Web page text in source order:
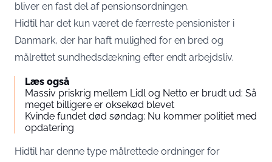
bliver en fast del af pensionsordningen.
Hidtil har det kun været de færreste pensionister i
Danmark, der har haft mulighed for en bred og
målrettet sundhedsdækning efter endt arbejdsliv.
Læs også
Massiv priskrig mellem Lidl og Netto er brudt ud: Så
meget billigere er oksekød blevet
Kvinde fundet død søndag: Nu kommer politiet med
opdatering
Hidtil har denne type målrettede ordninger for